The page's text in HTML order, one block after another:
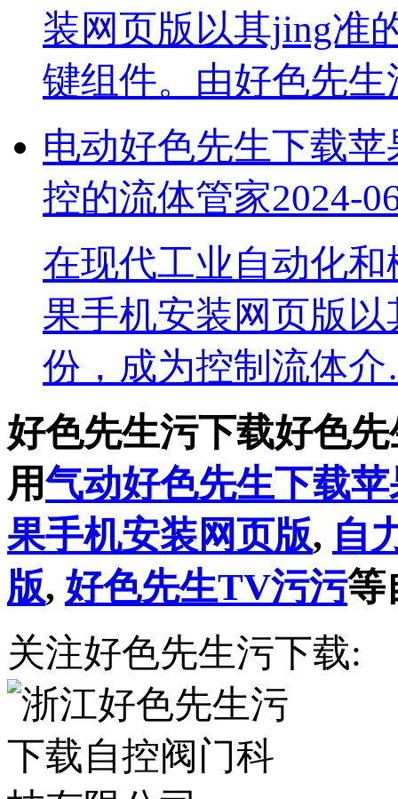
装网页版以其jing准
键组件。由好色先
电动好色先生下载苹果
控的流体管家2024-
在现代工业自动化和
果手机安装网页版以
份，成为控制流体
好色先生污下载好色
用气动好色先生下载
果手机安装网页版, 自
版, 好色先生TV污污等
关注好色先生污下载: